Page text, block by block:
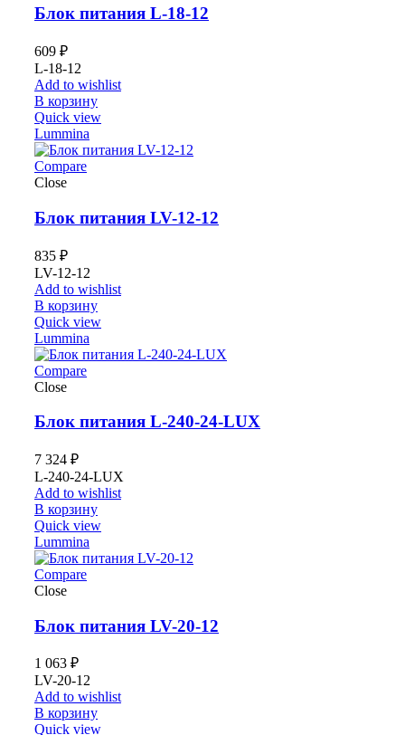
Блок питания L-18-12
609 ₽
L-18-12
Add to wishlist
В корзину
Quick view
Lummina
Compare
Close
Блок питания LV-12-12
835 ₽
LV-12-12
Add to wishlist
В корзину
Quick view
Lummina
Compare
Close
Блок питания L-240-24-LUX
7 324 ₽
L-240-24-LUX
Add to wishlist
В корзину
Quick view
Lummina
Compare
Close
Блок питания LV-20-12
1 063 ₽
LV-20-12
Add to wishlist
В корзину
Quick view